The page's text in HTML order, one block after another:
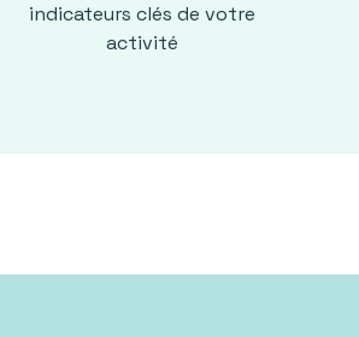
indicateurs clés de votre
activité